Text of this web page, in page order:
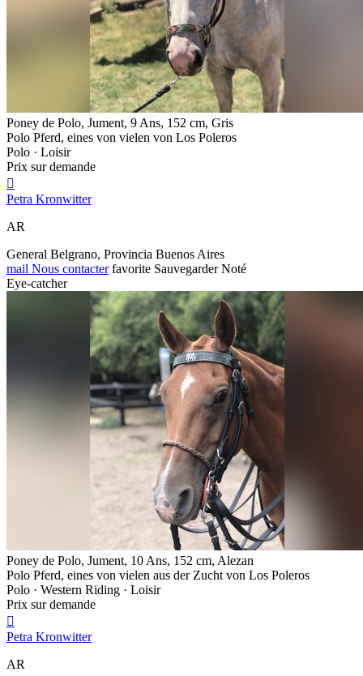
Poney de Polo, Jument, 9 Ans, 152 cm, Gris
Polo Pferd, eines von vielen von Los Poleros
Polo · Loisir
Prix sur demande

Petra Kronwitter
AR
General Belgrano, Provincia Buenos Aires
mail Nous contacter favorite Sauvegarder Noté
Eye-catcher
Poney de Polo, Jument, 10 Ans, 152 cm, Alezan
Polo Pferd, eines von vielen aus der Zucht von Los Poleros
Polo · Western Riding · Loisir
Prix sur demande

Petra Kronwitter
AR